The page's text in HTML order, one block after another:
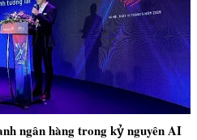
ngân hàng trong kỷ nguyên AI